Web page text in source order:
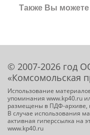
Также Вы можете
© 2007-2026 год
«Комсомольская
Использование
упоминания www.kp40.ru
размещены в ПДФ-архиве,
В случае использования
активная гиперссылка на
www.kp40.ru